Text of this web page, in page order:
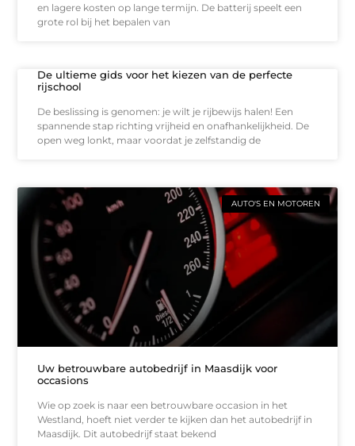
en lagere kosten op lange termijn. De batterij speelt een
grote rol bij het bepalen van
De ultieme gids voor het kiezen van de perfecte
rijschool
De beslissing is genomen: je wilt je rijbewijs halen! Een
spannende stap richting vrijheid en onafhankelijkheid. De
open weg lonkt, maar voordat je zelfstandig de
AUTO'S EN MOTOREN
Uw betrouwbare autobedrijf in Maasdijk voor
occasions
Wie op zoek is naar een betrouwbare occasion in het
Westland, hoeft niet verder te kijken dan het autobedrijf in
Maasdijk. Dit autobedrijf staat bekend